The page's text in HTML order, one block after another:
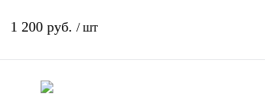
1 200 руб. / шт